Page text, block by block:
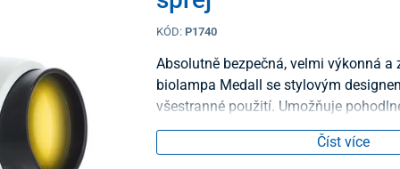
KÓD: P1740
Absolutně bezpečná, velmi výkonná a
biolampa Medall se stylovým
všestranné použití. Umožňuje
Vašeho těla, může být kdekoliv a
díky integrovanému časovači.Číst více